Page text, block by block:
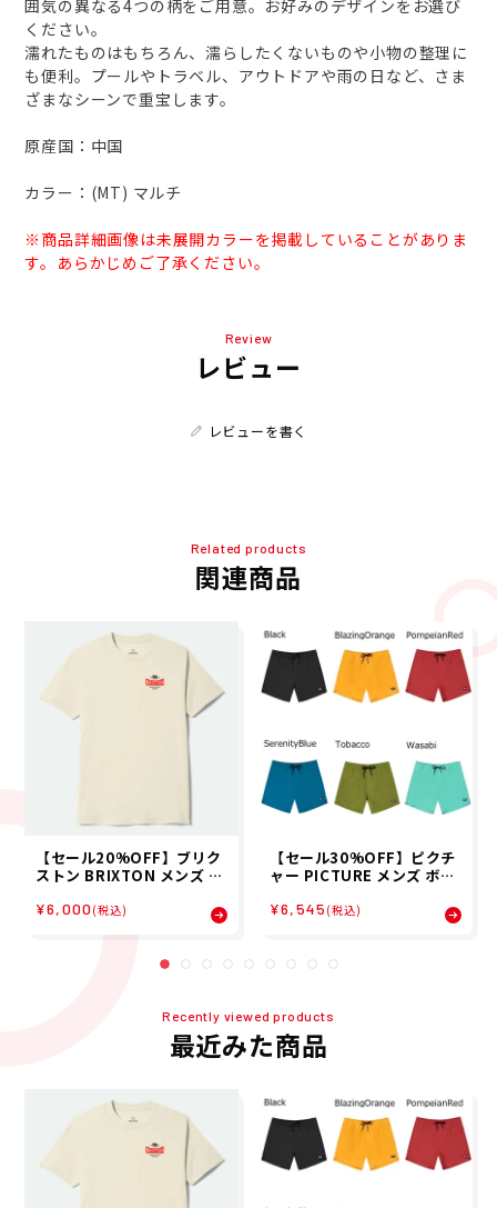
囲気の異なる4つの柄をご用意。お好みのデザインをお選び
ください。
濡れたものはもちろん、濡らしたくないものや小物の整理に
も便利。プールやトラベル、アウトドアや雨の日など、さま
ざまなシーンで重宝します。
原産国：中国
カラー：(MT) マルチ
※商品詳細画像は未展開カラーを掲載していることがありま
す。あらかじめご了承ください。
Review
レビュー
レビューを書く
Related products
関連商品
【セール20%OFF】ブリク
ストン BRIXTON メンズ 半
STD 17496 26SP
¥6,000 (税込)
【セール30%OFF】ピクチ
ャー PICTURE メンズ ボー
U 15 BRDS MBS0076 26S
¥6,545 (税込)
Recently viewed products
最近みた商品